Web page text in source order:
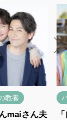
ん夫
パパマ
「自閉